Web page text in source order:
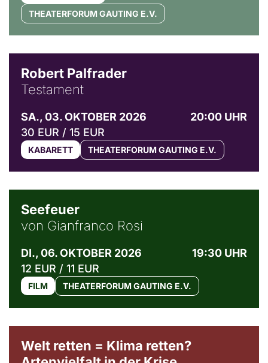
THEATERFORUM GAUTING E.V.
Robert Palfrader
Testament
SA., 03. OKTOBER 2026
20:00 UHR
30 EUR / 15 EUR
KABARETT THEATERFORUM GAUTING E.V.
Seefeuer
von Gianfranco Rosi
DI., 06. OKTOBER 2026
19:30 UHR
12 EUR / 11 EUR
FILM THEATERFORUM GAUTING E.V.
Welt retten = Klima retten?